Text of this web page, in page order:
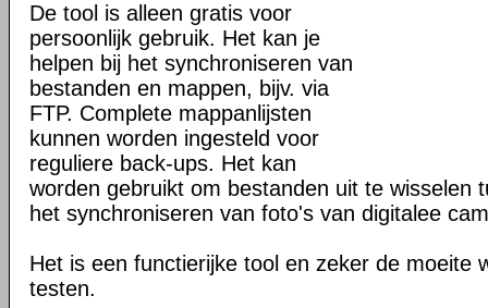
De tool is alleen gratis voor
persoonlijk gebruik. Het kan je
helpen bij het synchroniseren van
bestanden en mappen, bijv. via
FTP. Complete mappanlijsten
kunnen worden ingesteld voor
reguliere back-ups. Het kan
worden gebruikt om bestanden uit te wisselen
het synchroniseren van foto's van digitalee
Het is een functierijke tool en zeker de moeite
testen.